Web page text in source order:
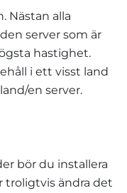
Nästan alla
server som är
hastighet.
i ett visst land
en server.
bör du installera
troligtvis ändra det